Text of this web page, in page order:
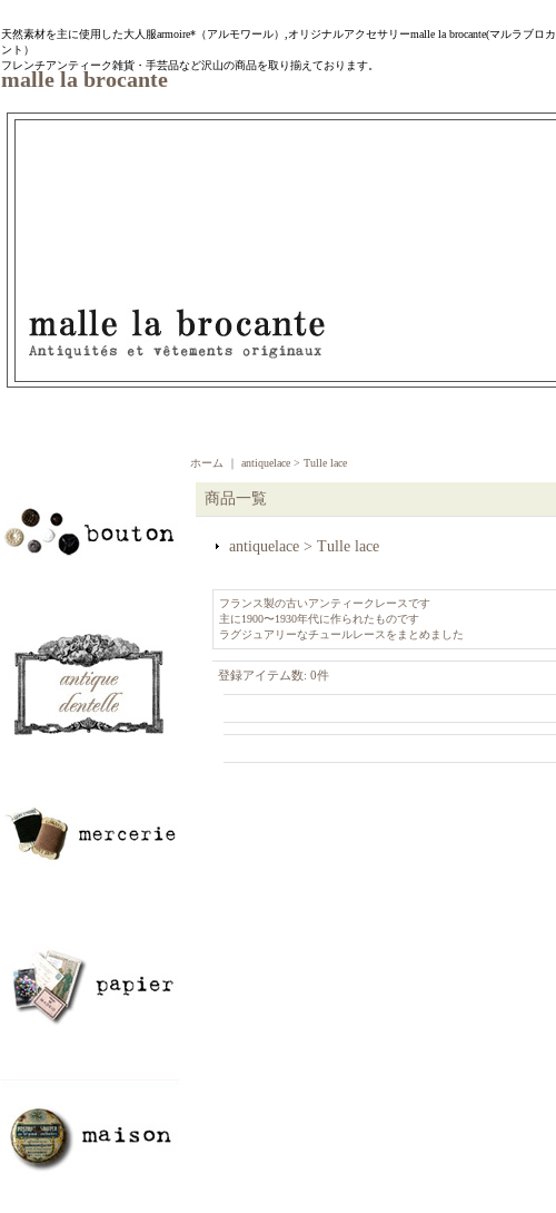
天然素材を主に使用した大人服armoire*（アルモワール）,オリジナルアクセサリーmalle la brocante(マルラブロカ
ント）
フレンチアンティーク雑貨・手芸品など沢山の商品を取り揃えております。
malle la brocante
ホーム ｜ antiquelace > Tulle lace
商品一覧
antiquelace > Tulle lace
フランス製の古いアンティークレースです
主に1900〜1930年代に作られたものです
ラグジュアリーなチュールレースをまとめました
登録アイテム数: 0件